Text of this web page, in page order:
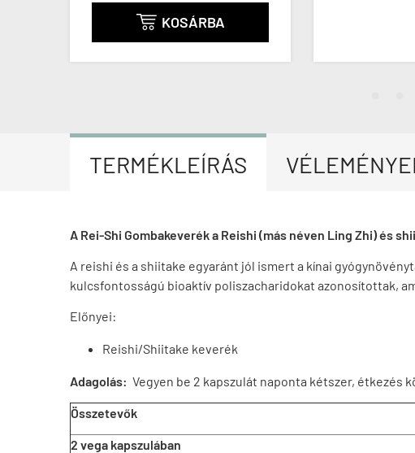
 KOSÁRBA
TERMÉKLEÍRÁS
A Rei-Shi Gombakeverék a Reishi (más néven Ling Zhi) és
A reishi és a shiitake egyaránt jól ismert a kínai
kulcsfontosságú bioaktív poliszacharidokat azonosítottak,
Előnyei:
Reishi/Shiitake keverék
Adagolás: Vegyen be 2 kapszulát naponta kétszer, étkezés
Összetevők
2 vega kapszulában